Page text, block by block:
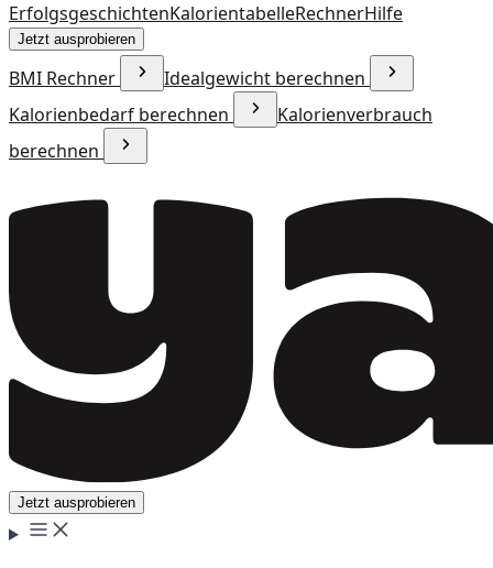
ErfolgsgeschichtenKalorientabelleRechnerHilfe
Jetzt ausprobieren
BMI Rechner
Idealgewicht berechnen
Kalorienbedarf berechnen
Kalorienverbrauch
berechnen
Jetzt ausprobieren